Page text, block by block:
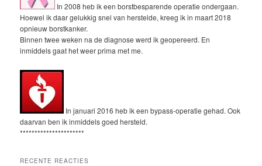
In 2008 heb ik een borstbesparende operatie ondergaan.
Hoewel ik daar gelukkig snel van herstelde, kreeg ik in maart 2018
opnieuw borstkanker.
Binnen twee weken na de diagnose werd ik geopereerd. En
inmiddels gaat het weer prima met me.
In januari 2016 heb ik een bypass-operatie gehad. Ook
daarvan ben ik inmiddels goed hersteld.
**********************
RECENTE REACTIES